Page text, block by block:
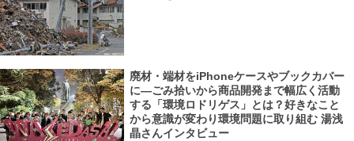
廃材・端材をiPhoneケースやブックカバー
に―ごみ拾いから商品開発まで幅広く活動
する「環境ロドリゲス」とは？好きなこと
から意識が変わり環境問題に取り組む 湯浅
晶さんインタビュー